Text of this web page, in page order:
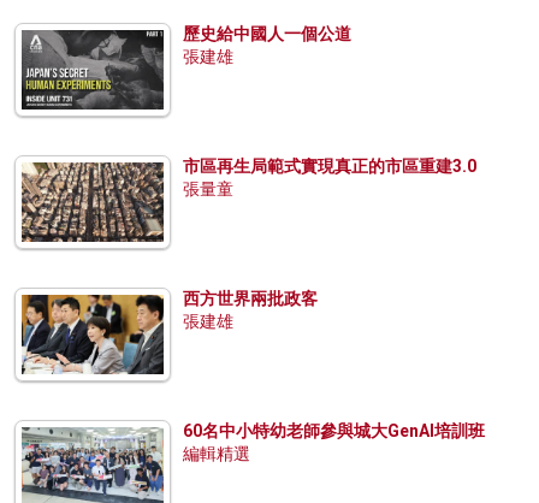
歷史給中國人一個公道
張建雄
市區再生局範式實現真正的市區重建3.0
張量童
西方世界兩批政客
張建雄
60名中小特幼老師參與城大GenAI培訓班
編輯精選